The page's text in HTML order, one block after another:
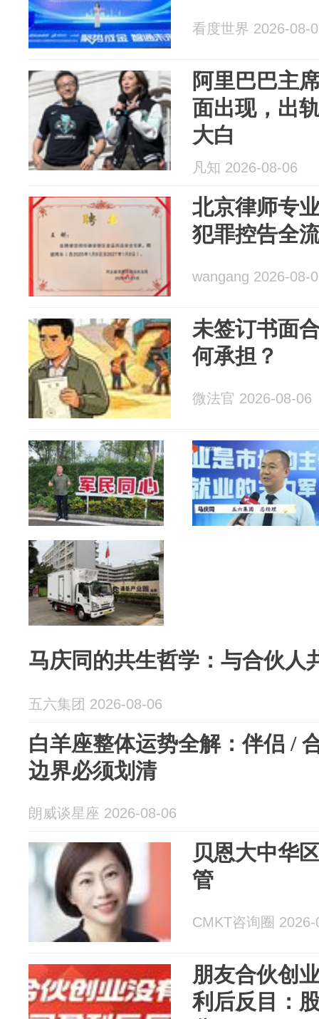
看度世界 2026-08-
阿里巴巴主
面出现，出
大白
凡知 2026-08-06
北京律师专
犯罪控告全
wangang 2026-08-
未签订书面
何承担？
微法官 2026-08-06
马庆同的共生哲学：与合伙人
五六集团 2026-08-06
白羊座整体运势全解：伴侣 /
边界必须划清
朗威谈星座 2026-08-06
贝恩大中华
管
CMKT咨询圈 2026-
朋友合伙创
利后反目：